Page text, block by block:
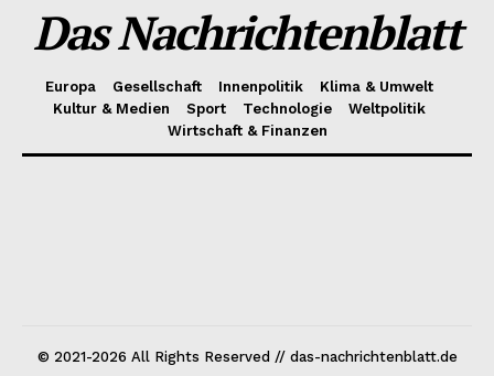
Das Nachrichtenblatt
Europa Gesellschaft Innenpolitik
Klima & Umwelt
Kultur & Medien
Sport Technologie
Weltpolitik
Wirtschaft & Finanzen
© 2021-2026 All Rights Reserved // das-nachrichtenblatt.de